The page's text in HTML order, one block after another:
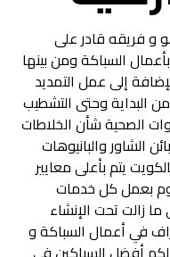
و فريقه قادر على
السباكة ومن بينها
إلى عمل التمديد
البداية وحتى التشطيب
الصحية شأن الخلاطات
الشاور والبانيوهات
يتم بأعلى معايير
بعمل كل خدمات
زالت تحت الإنشاء
في أعمال السباكة و